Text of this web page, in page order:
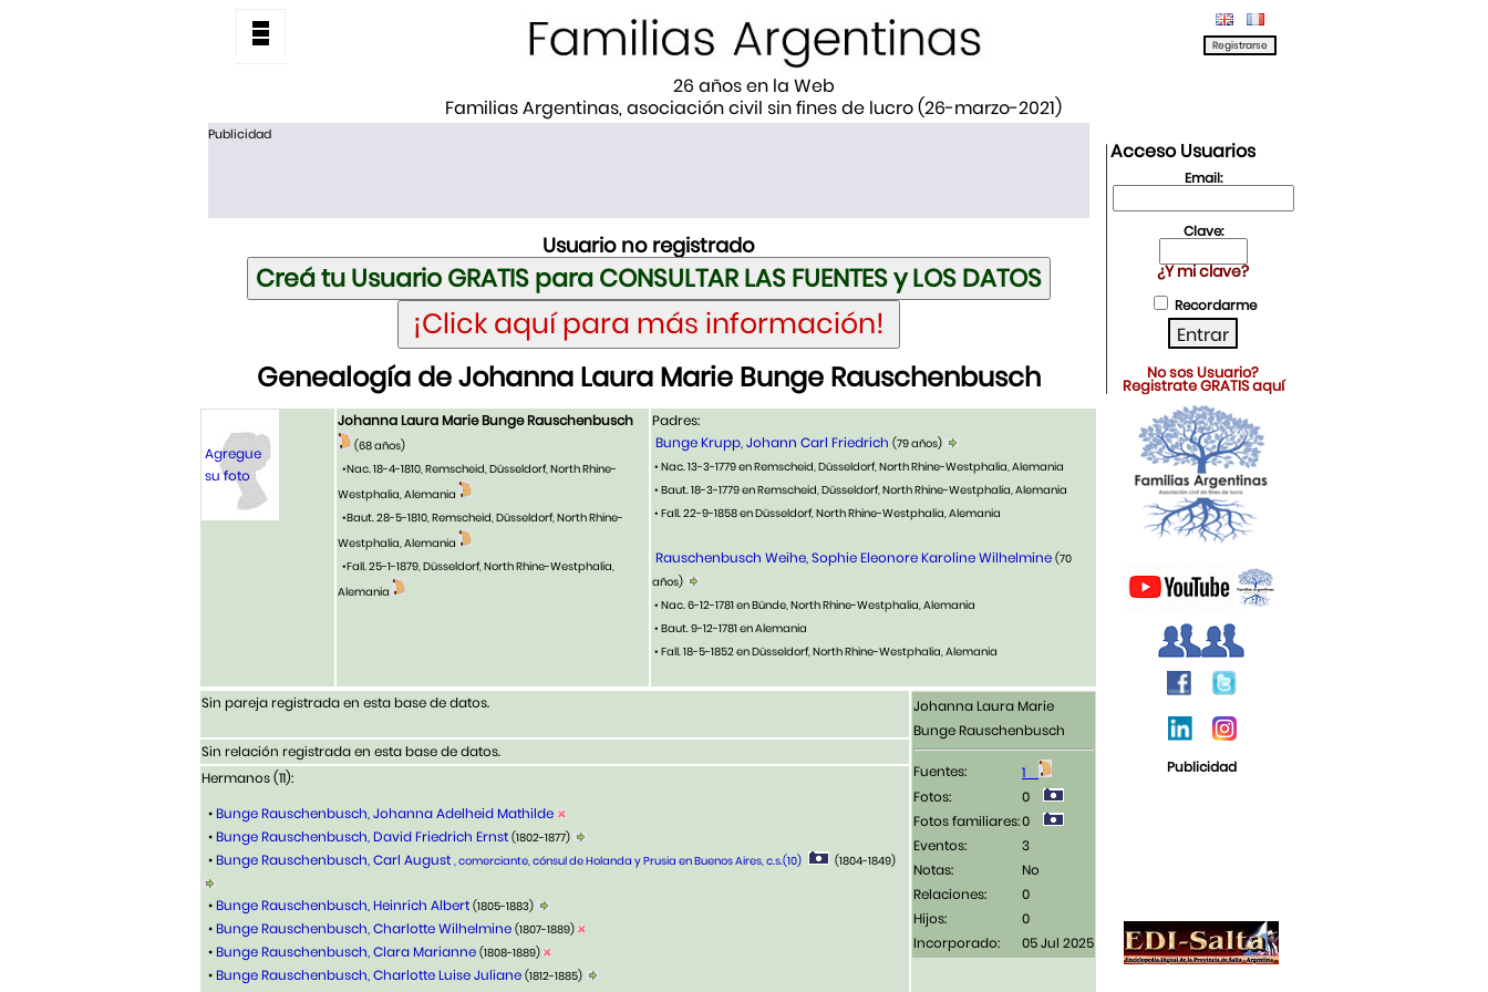
26 años en la Web
Familias Argentinas, asociación civil sin fines de lucro (26-marzo-2021)
Publicidad
Usuario no registrado
Genealogía de Johanna Laura Marie Bunge Rauschenbusch
Agregue
su foto
Johanna Laura Marie Bunge Rauschenbusch
(68 años)
•Nac. 18-4-1810, Remscheid, Düsseldorf, North Rhine-
Westphalia, Alemania
•Baut. 28-5-1810, Remscheid, Düsseldorf, North Rhine-
Westphalia, Alemania
•Fall. 25-1-1879, Düsseldorf, North Rhine-Westphalia,
Alemania
Padres:
Bunge Krupp, Johann Carl Friedrich (79 años)
• Nac. 13-3-1779 en Remscheid, Düsseldorf, North Rhine-Westphalia, Alemania
• Baut. 18-3-1779 en Remscheid, Düsseldorf, North Rhine-Westphalia, Alemania
• Fall. 22-9-1858 en Düsseldorf, North Rhine-Westphalia, Alemania
Rauschenbusch Weihe, Sophie Eleonore Karoline Wilhelmine (70
años)
• Nac. 6-12-1781 en Bünde, North Rhine-Westphalia, Alemania
• Baut. 9-12-1781 en Alemania
• Fall. 18-5-1852 en Düsseldorf, North Rhine-Westphalia, Alemania
Sin pareja registrada en esta base de datos.
Johanna Laura Marie
Bunge Rauschenbusch
Fuentes:
1
Fotos:
0
Fotos familiares:0
Eventos:
3
Notas:
No
Relaciones:
0
Hijos:
0
Incorporado:
05 Jul 2025
Sin relación registrada en esta base de datos.
Hermanos (11):
•Bunge Rauschenbusch, Johanna Adelheid Mathilde
•Bunge Rauschenbusch, David Friedrich Ernst (1802-1877)
•Bunge Rauschenbusch, Carl August , comerciante, cónsul de Holanda y Prusia en Buenos Aires, c.s.(10) (1804-1849)
•Bunge Rauschenbusch, Heinrich Albert (1805-1883)
•Bunge Rauschenbusch, Charlotte Wilhelmine (1807-1889)
•Bunge Rauschenbusch, Clara Marianne (1808-1889)
•Bunge Rauschenbusch, Charlotte Luise Juliane (1812-1885)
Acceso Usuarios
Email:
Clave:
¿Y mi clave?
Recordarme
No sos Usuario?
Registrate GRATIS aquí
Publicidad